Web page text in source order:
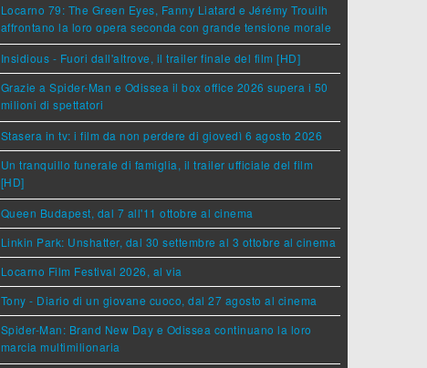
Locarno 79: The Green Eyes, Fanny Liatard e Jérémy Trouilh
affrontano la loro opera seconda con grande tensione morale
Insidious - Fuori dall'altrove, il trailer finale del film [HD]
Grazie a Spider-Man e Odissea il box office 2026 supera i 50
milioni di spettatori
Stasera in tv: i film da non perdere di giovedì 6 agosto 2026
Un tranquillo funerale di famiglia, il trailer ufficiale del film
[HD]
Queen Budapest, dal 7 all'11 ottobre al cinema
Linkin Park: Unshatter, dal 30 settembre al 3 ottobre al cinema
Locarno Film Festival 2026, al via
Tony - Diario di un giovane cuoco, dal 27 agosto al cinema
Spider-Man: Brand New Day e Odissea continuano la loro
marcia multimilionaria